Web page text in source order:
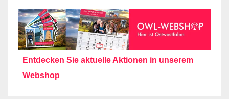
Entdecken Sie aktuelle Aktionen in unserem
Webshop